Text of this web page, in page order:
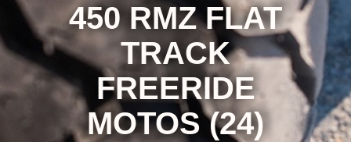
450 RMZ FLAT
TRACK
FREERIDE
MOTOS (24)